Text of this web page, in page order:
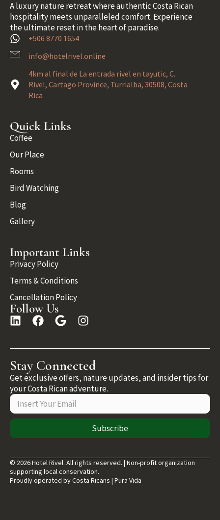
A luxury nature retreat where authentic Costa Rican
hospitality meets unparalleled comfort. Experience
the ultimate reset in the heart of paradise.
+506 8770 1654
info@hotelrivel.online
4km al final de La entrada rivel en tayutic, C.
Rivel, Cartago Province, Turrialba, 30508, Costa
Rica
Quick Links
Coffee
Our Place
Rooms
Bird Watching
Blog
Gallery
Important Links
Privacy Policy
Terms & Conditions
Cancellation Policy
Follow Us
Stay Connected
Get exclusive offers, nature updates, and insider tips for
your Costa Rican adventure.
Subscribe
© 2026 Hotel Rivel. All rights reserved. | Non-profit organization
supporting local conservation.
Proudly operated by Costa Ricans | Pura Vida